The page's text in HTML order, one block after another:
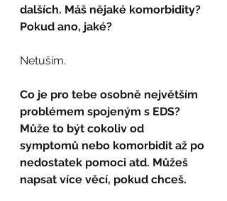
dalších. Máš nějaké komorbidity?
Pokud ano, jaké?
Netuším.
Co je pro tebe osobně největším
problémem spojeným s EDS?
Může to být cokoliv od
symptomů nebo komorbidit až po
nedostatek pomoci atd. Můžeš
napsat více věcí, pokud chceš.